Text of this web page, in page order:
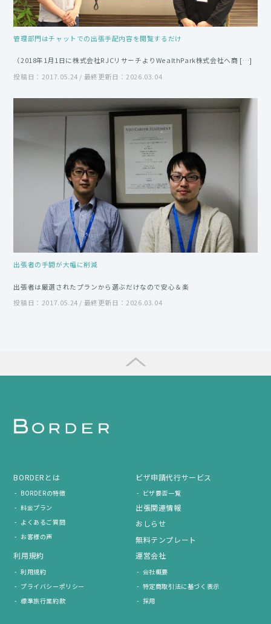
管理部門はチャットでの出張手配内容を閲覧するだけ
（2018年1月1日に株式会社RJCリサーチよりWealthPark株式会社へ商 […]
投稿日：2017.05.24 / 最終更新日：2026.03.04
出張者の手間が大幅に削減
出張者は厳選されたプランから選ぶだけなので安心＆楽
投稿日：2017.05.24 / 最終更新日：2026.03.04
BORDERとは
BORDERの特徴
料金プラン
よくあるご質問
お客様の声
ビザ申請代行サービス
ビザ要否一覧
出張関連情報
おしらせ
無料テンプレート
利用規約
利用規約
プライバシーポリシー
標準旅行業約款
運営会社
会社概要
特定商取引法に基づく表示
採用